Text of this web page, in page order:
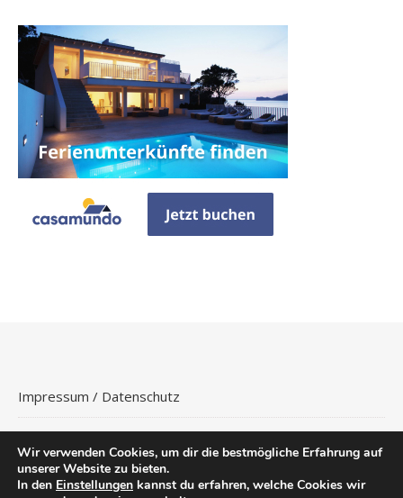
Impressum / Datenschutz
Copyright © 2026Hotels Buchen.
Wir verwenden Cookies, um dir die bestmögliche Erfahrung auf
unserer Website zu bieten.
In den Einstellungen kannst du erfahren, welche Cookies wir